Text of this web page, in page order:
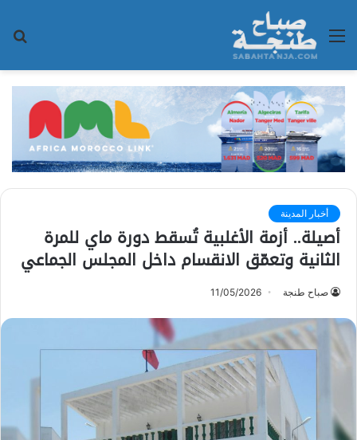
القائمة
أخبار المدينة
أصيلة.. أزمة الأغلبية تُسقط دورة ماي للمرة
الثانية وتعمّق الانقسام داخل المجلس الجماعي
صباح طنجة 11/05/2026